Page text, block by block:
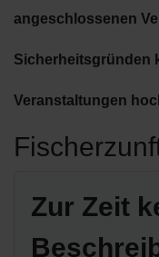
angeschlossenen
Sicherheitsgründen
Veranstaltungen
Zur Zeit